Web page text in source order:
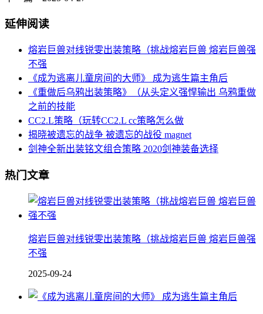
延伸阅读
熔岩巨兽对线锐雯出装策略（挑战熔岩巨兽 熔岩巨兽强
不强
《成为逃离儿童房间的大师》 成为逃生篇主角后
《重做后乌鸦出装策略》（从头定义强悍输出 乌鸦重做
之前的技能
CC2.L策略（玩转CC2.L cc策略怎么做
揭晓被遗忘的战争 被遗忘的战役 magnet
剑神全新出装铭文组合策略 2020剑神装备选择
热门文章
熔岩巨兽对线锐雯出装策略（挑战熔岩巨兽 熔岩巨兽强
不强
2025-09-24